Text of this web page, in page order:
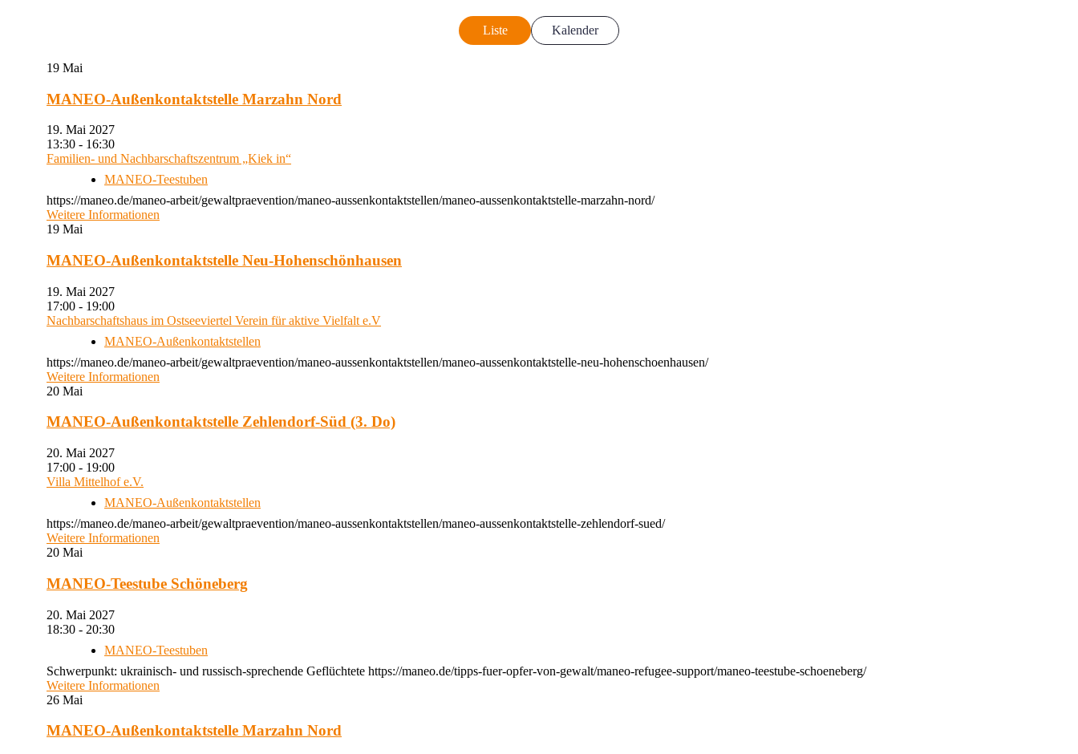
Liste Kalender
19 Mai
MANEO-Außenkontaktstelle Marzahn Nord
19. Mai 2027
13:30 - 16:30
Familien- und Nachbarschaftszentrum „Kiek in“
MANEO-Teestuben
https://maneo.de/maneo-arbeit/gewaltpraevention/maneo-aussenkontaktstellen/maneo-aussenkontaktstelle-marzahn-nord/
Weitere Informationen
19 Mai
MANEO-Außenkontaktstelle Neu-Hohenschönhausen
19. Mai 2027
17:00 - 19:00
Nachbarschaftshaus im Ostseeviertel Verein für aktive Vielfalt e.V
MANEO-Außenkontaktstellen
https://maneo.de/maneo-arbeit/gewaltpraevention/maneo-aussenkontaktstellen/maneo-aussenkontaktstelle-neu-hohenschoenhausen/
Weitere Informationen
20 Mai
MANEO-Außenkontaktstelle Zehlendorf-Süd (3. Do)
20. Mai 2027
17:00 - 19:00
Villa Mittelhof e.V.
MANEO-Außenkontaktstellen
https://maneo.de/maneo-arbeit/gewaltpraevention/maneo-aussenkontaktstellen/maneo-aussenkontaktstelle-zehlendorf-sued/
Weitere Informationen
20 Mai
MANEO-Teestube Schöneberg
20. Mai 2027
18:30 - 20:30
MANEO-Teestuben
Schwerpunkt: ukrainisch- und russisch-sprechende Geflüchtete https://maneo.de/tipps-fuer-opfer-von-gewalt/maneo-refugee-support/maneo-teestube-schoeneberg/
Weitere Informationen
26 Mai
MANEO-Außenkontaktstelle Marzahn Nord